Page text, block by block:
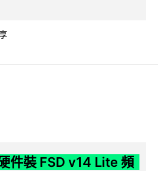
件裝 FSD v14 Lite 頻